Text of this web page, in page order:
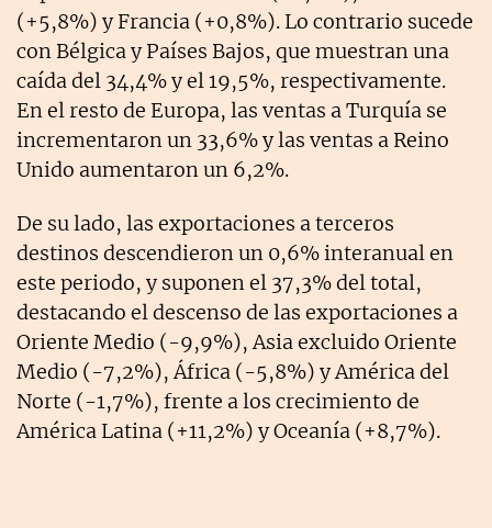
(+5,8%) y Francia (+0,8%). Lo contrario sucede
con Bélgica y Países Bajos, que muestran una
caída del 34,4% y el 19,5%, respectivamente.
En el resto de Europa, las ventas a Turquía se
incrementaron un 33,6% y las ventas a Reino
Unido aumentaron un 6,2%.
De su lado, las exportaciones a terceros
destinos descendieron un 0,6% interanual en
este periodo, y suponen el 37,3% del total,
destacando el descenso de las exportaciones a
Oriente Medio (-9,9%), Asia excluido Oriente
Medio (-7,2%), África (-5,8%) y América del
Norte (-1,7%), frente a los crecimiento de
América Latina (+11,2%) y Oceanía (+8,7%).